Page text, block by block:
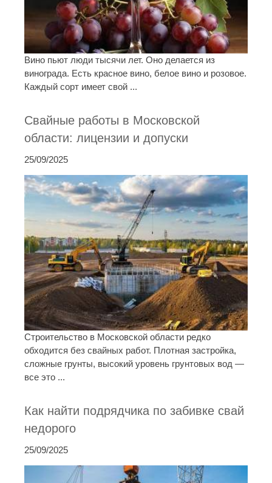
Вино пьют люди тысячи лет. Оно делается из
винограда. Есть красное вино, белое вино и розовое.
Каждый сорт имеет свой ...
Свайные работы в Московской
области: лицензии и допуски
25/09/2025
Строительство в Московской области редко
обходится без свайных работ. Плотная застройка,
сложные грунты, высокий уровень грунтовых вод —
все это ...
Как найти подрядчика по забивке свай
недорого
25/09/2025